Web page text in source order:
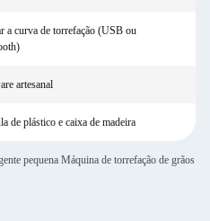
a curva de torrefação (USB ou
artesanal
de plástico e caixa de madeira
pequena Máquina de torrefação de grãos